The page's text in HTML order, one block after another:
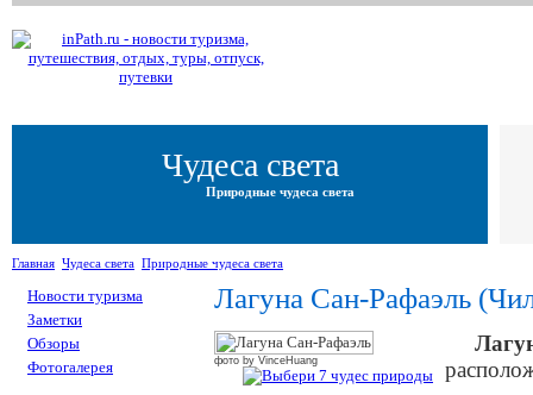
Чудеса света
Природные чудеса света
Главная Чудеса света Природные чудеса света
Новости туризма
Заметки
Обзоры
Фотогалерея
Лагуна Сан-Рафаэль
фото by VinceHuang